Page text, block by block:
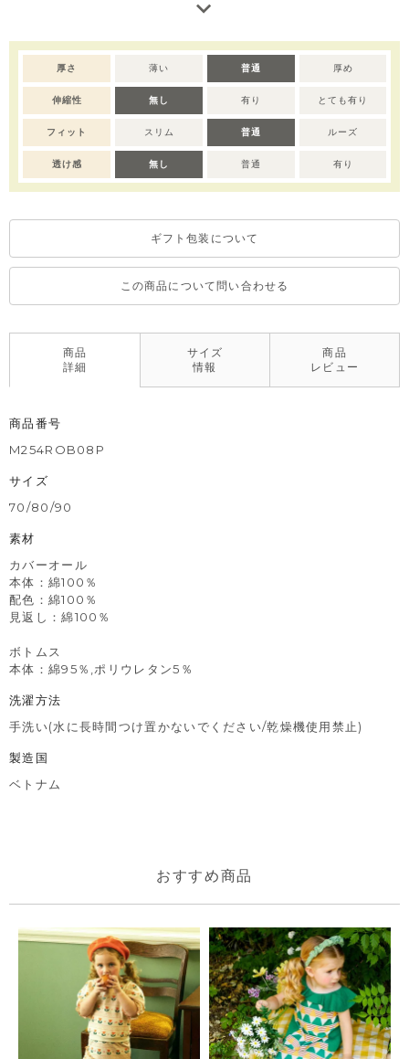
厚さ 薄い 普通 厚め
伸縮性 無し 有り とても有り
フィット スリム 普通 ルーズ
透け感 無し 普通 有り
ギフト包装について
この商品について問い合わせる
商品
詳細
サイズ
情報
商品
レビュー
商品番号
M254ROB08P
サイズ
70/80/90
素材
カバーオール
本体：綿100％
配色：綿100％
見返し：綿100％
ボトムス
本体：綿95％,ポリウレタン5％
洗濯方法
手洗い(水に長時間つけ置かないでください/乾燥機使用禁止)
製造国
ベトナム
おすすめ商品